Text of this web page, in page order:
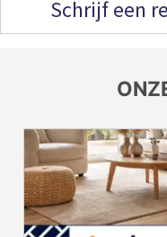
Schrijf een